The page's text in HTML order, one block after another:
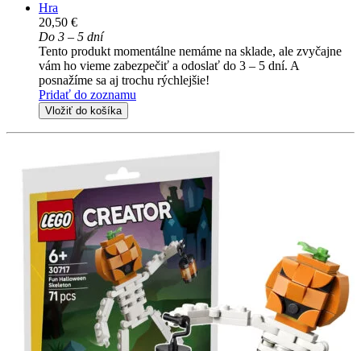
Hra
20,50 €
Do 3 – 5 dní
Tento produkt momentálne nemáme na sklade, ale zvyčajne
vám ho vieme zabezpečiť a odoslať do 3 – 5 dní. A
posnažíme sa aj trochu rýchlejšie!
Pridať do zoznamu
Vložiť do košíka